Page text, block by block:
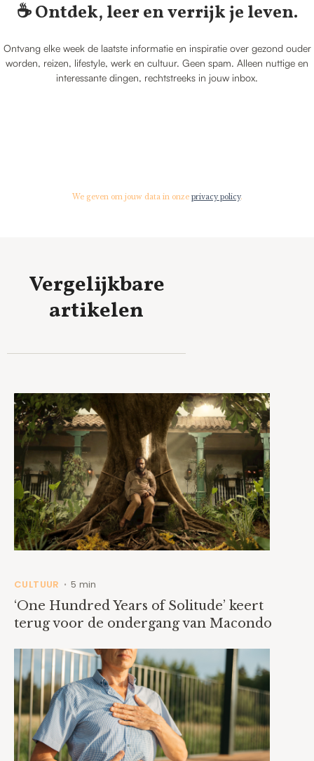
☕️ Ontdek, leer en verrijk je leven.
Ontvang elke week de laatste informatie en inspiratie over gezond ouder
worden, reizen, lifestyle, werk en cultuur. Geen spam. Alleen nuttige en
interessante dingen, rechtstreeks in jouw inbox.
We geven om jouw data in onze privacy policy.
Vergelijkbare
artikelen
CULTUUR • 5 min
‘One Hundred Years of Solitude’ keert
terug voor de ondergang van Macondo